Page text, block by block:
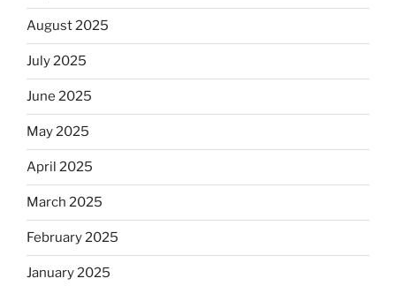
August 2025
July 2025
June 2025
May 2025
April 2025
March 2025
February 2025
January 2025